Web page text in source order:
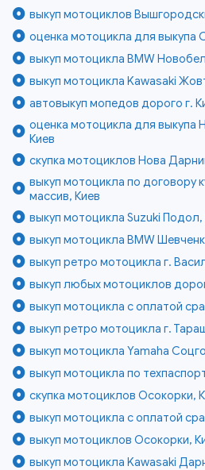
выкуп мотоциклов
оценка мотоцикла для выкупа
выкуп мотоцикла BMW
выкуп мотоцикла Kawasaki
автовыкуп мопедов дорого г.
оценка мотоцикла для выкупа
Киев
скупка мотоциклов Нова
выкуп мотоцикла по договору
массив, Киев
выкуп мотоцикла Suzuki Подол,
выкуп мотоцикла BMW
выкуп ретро мотоцикла г.
выкуп любых мотоциклов
выкуп мотоцикла с оплатой
выкуп ретро мотоцикла г.
выкуп мотоцикла Yamaha
выкуп мотоцикла по
скупка мотоциклов Осокорки,
выкуп мотоцикла с оплатой
выкуп мотоциклов Осокорки,
выкуп мотоцикла Kawasaki